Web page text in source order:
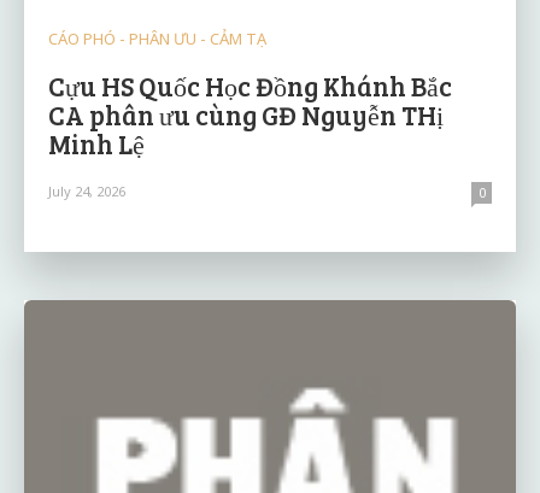
CÁO PHÓ - PHÂN ƯU - CẢM TẠ
Cựu HS Quốc Học Đồng Khánh Bắc
CA phân ưu cùng GĐ Nguyễn THị
Minh Lệ
July 24, 2026 0